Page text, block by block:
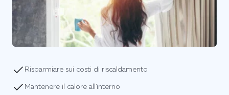
Risparmiare sui costi di riscaldamento
Mantenere il calore all'interno